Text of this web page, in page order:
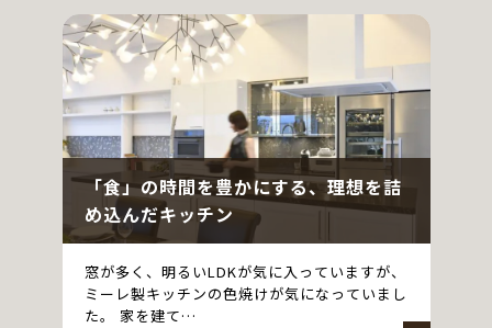
「食」の時間を豊かにする、理想を詰
め込んだキッチン
窓が多く、明るいLDKが気に入っていますが、
ミーレ製キッチンの色焼けが気になっていまし
た。 家を建て…